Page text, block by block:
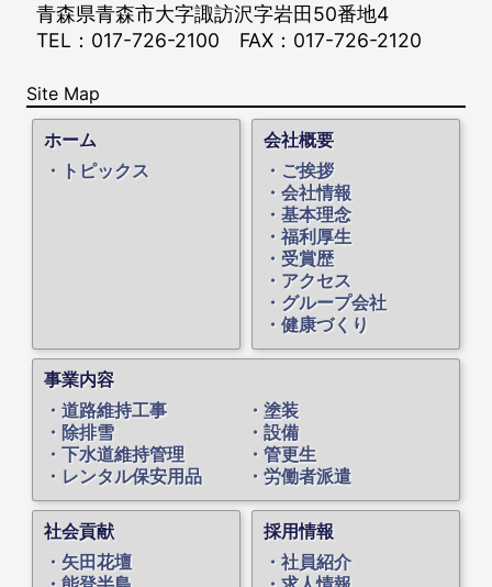
青森県青森市大字諏訪沢字岩田50番地4
TEL：017-726-2100
FAX：017-726-2120
Site Map
ホーム
トピックス
会社概要
ご挨拶
会社情報
基本理念
福利厚生
受賞歴
アクセス
グループ会社
健康づくり
事業内容
道路維持工事
塗装
除排雪
設備
下水道維持管理
管更生
レンタル保安用品
労働者派遣
社会貢献
矢田花壇
採用情報
社員紹介